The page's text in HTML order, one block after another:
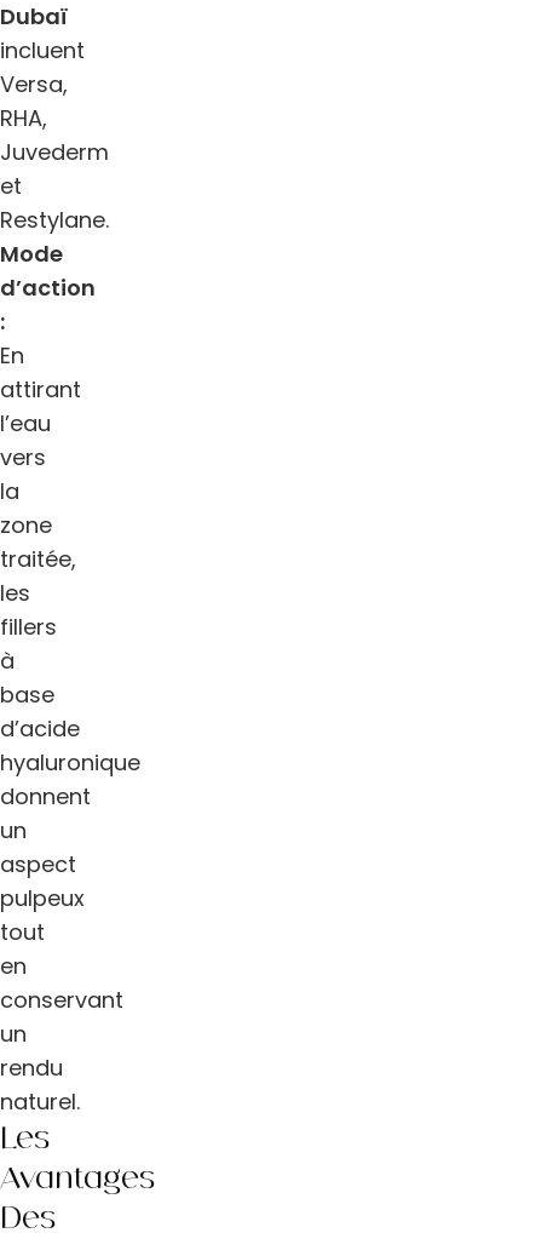
Dubaï
incluent
Versa,
RHA,
Juvederm
et
Restylane.
Mode
d’action
:
En
attirant
l’eau
vers
la
zone
traitée,
les
fillers
à
base
d’acide
hyaluronique
donnent
un
aspect
pulpeux
tout
en
conservant
un
rendu
naturel.
Les
Avantages
Des